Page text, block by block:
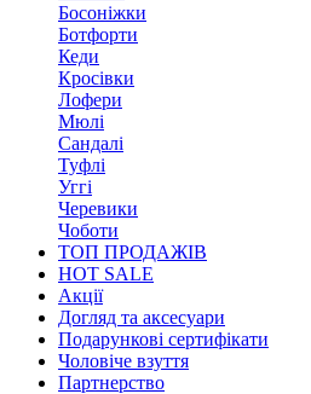
Босоніжки
Ботфорти
Кеди
Кросівки
Лофери
Мюлі
Сандалі
Туфлі
Уггі
Черевики
Чоботи
ТОП ПРОДАЖІВ
HOT SALE
Акції
Догляд та аксесуари
Подарункові сертифікати
Чоловіче взуття
Партнерство